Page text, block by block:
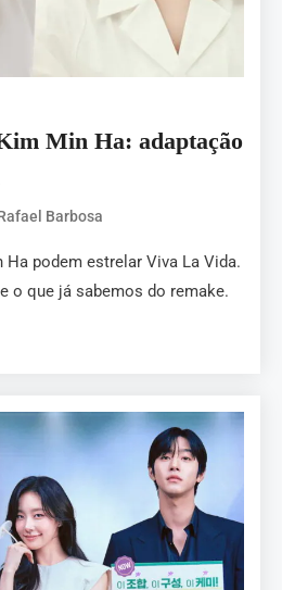
Min Ha: adaptação
Barbosa
Ha podem estrelar Viva La Vida.
o que já sabemos do remake.